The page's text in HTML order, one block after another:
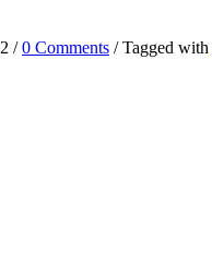
/ 0 Comments / Tagged with